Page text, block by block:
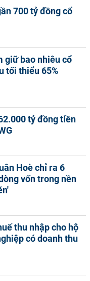
700 tỷ đồng cổ
giữ bao nhiêu cổ
tối thiểu 65%
tỷ đồng tiền
Hoè chỉ ra 6
vốn trong nền
thu nhập cho hộ
có doanh thu